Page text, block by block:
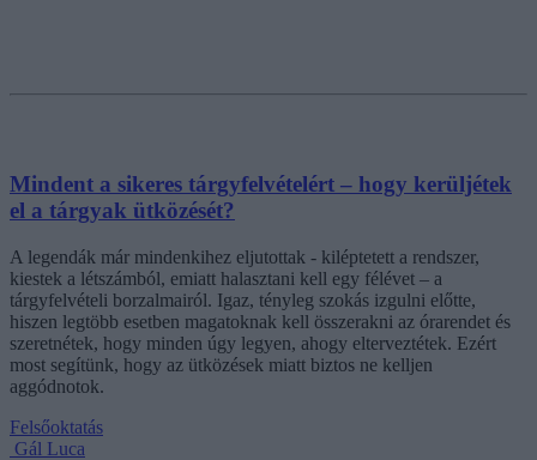
Mindent a sikeres tárgyfelvételért – hogy kerüljétek
el a tárgyak ütközését?
A legendák már mindenkihez eljutottak - kiléptetett a rendszer,
kiestek a létszámból, emiatt halasztani kell egy félévet – a
tárgyfelvételi borzalmairól. Igaz, tényleg szokás izgulni előtte,
hiszen legtöbb esetben magatoknak kell összerakni az órarendet és
szeretnétek, hogy minden úgy legyen, ahogy elterveztétek. Ezért
most segítünk, hogy az ütközések miatt biztos ne kelljen
aggódnotok.
Felsőoktatás
Gál Luca